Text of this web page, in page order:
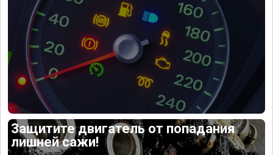
Защитите двигатель от попадания
лишней сажи!